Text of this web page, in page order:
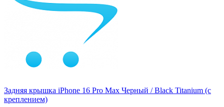
Задняя крышка iPhone 16 Pro Max Черный / Black Titanium (с
креплением)